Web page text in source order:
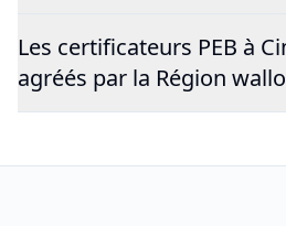
Les certificateurs PEB à
agréés par la Région